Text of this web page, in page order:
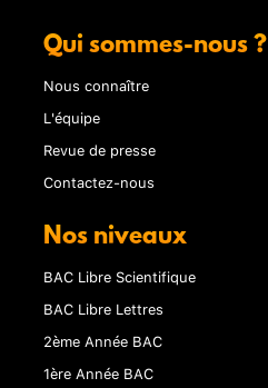
Qui sommes-nous ?
Nous connaître
L'équipe
Revue de presse
Contactez-nous
Nos niveaux
BAC Libre Scientifique
BAC Libre Lettres
2ème Année BAC
1ère Année BAC